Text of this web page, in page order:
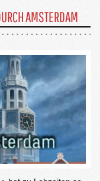
AMSTERDAM